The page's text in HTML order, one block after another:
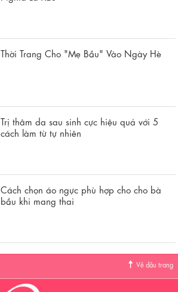
Thời Trang Cho "Mẹ Bầu" Vào Ngày Hè
Trị thâm da sau sinh cực hiệu quả với 5
cách làm từ tự nhiên
Cách chọn áo ngực phù hợp cho cho bà
bầu khi mang thai
Về đầu trang